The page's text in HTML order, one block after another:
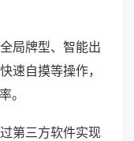
局牌型、智能出
速自摸等操作，
。
第三方软件实现